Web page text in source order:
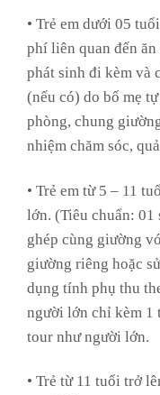
• Trẻ em dưới 05
phí liên quan đến
phát sinh đi kèm và
(nếu có) do bố mẹ
phòng, chung
nhiệm chăm sóc,
• Trẻ em từ 5 – 11
lớn. (Tiêu chuẩn: 01
ghép cùng giường
giường riêng hoặc
dụng tính phụ thu
người lớn chỉ kèm 1
tour như người lớn.
• Trẻ từ 11 tuổi trở